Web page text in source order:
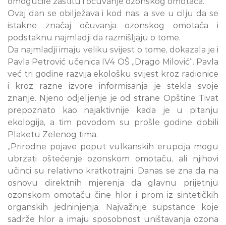
Ovaj dan se obilježava i kod nas, a sve u cilju da se
istakne značaj očuvanja ozonskog omotača i
podstaknu najmladji da razmišljaju o tome.
Da najmladji imaju veliku svijest o tome, dokazala je i
Pavla Petrović učenica IV4 OŠ „Drago Milović“. Pavla
već tri godine razvija ekološku svijest kroz radionice
i kroz razne izvore informisanja je stekla svoje
znanje. Njeno odjeljenje je od strane Opštine Tivat
prepoznato kao najaktivnije kada je u pitanju
ekologija, a tim povodom su prošle godine dobili
Plaketu Zelenog tima.
,,Prirodne pojave poput vulkanskih erupcija mogu
ubrzati oštećenje ozonskom omotaču, ali njihovi
učinci su relativno kratkotrajni. Danas se zna da na
osnovu direktnih mjerenja da glavnu prijetnju
ozonskom omotaču čine hlor i prom iz sintetičkih
organskih jedninjenja. Najvažnije supstance koje
sadrže hlor a imaju sposobnost uništavanja ozona